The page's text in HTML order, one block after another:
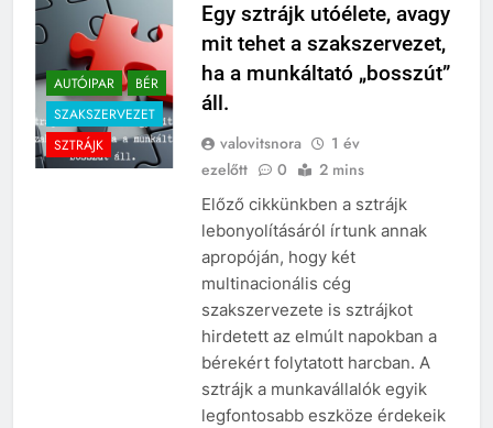
AUTÓIPAR
BÉR
SZAKSZERVEZET
SZTRÁJK
Egy sztrájk utóélete, avagy
mit tehet a szakszervezet,
ha a munkáltató „bosszút”
áll.
valovitsnora
1 év
ezelőtt
0 2 mins
Előző cikkünkben a sztrájk
lebonyolításáról írtunk annak
apropóján, hogy két
multinacionális cég
szakszervezete is sztrájkot
hirdetett az elmúlt napokban a
bérekért folytatott harcban. A
sztrájk a munkavállalók egyik
legfontosabb eszköze érdekeik